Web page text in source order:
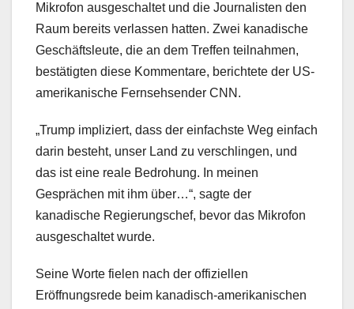
Mikrofon ausgeschaltet und die Journalisten den
Raum bereits verlassen hatten. Zwei kanadische
Geschäftsleute, die an dem Treffen teilnahmen,
bestätigten diese Kommentare, berichtete der US-
amerikanische Fernsehsender CNN.
„Trump impliziert, dass der einfachste Weg einfach
darin besteht, unser Land zu verschlingen, und
das ist eine reale Bedrohung. In meinen
Gesprächen mit ihm über…“, sagte der
kanadische Regierungschef, bevor das Mikrofon
ausgeschaltet wurde.
Seine Worte fielen nach der offiziellen
Eröffnungsrede beim kanadisch-amerikanischen